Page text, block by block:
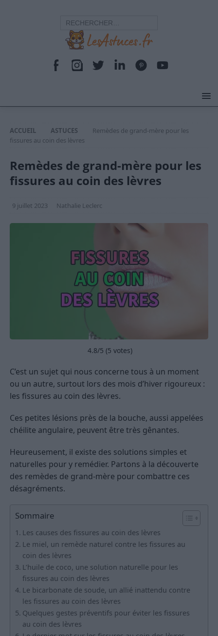
ACCUEIL ASTUCES
Remèdes de grand-mère pour les
fissures au coin des lèvres
Remèdes de grand-mère pour les
fissures au coin des lèvres
9 juillet 2023 Nathalie Leclerc
4.8/5 (5 votes)
C’est un sujet qui nous concerne tous à un moment
ou un autre, surtout lors des mois d’hiver rigoureux :
les fissures au coin des lèvres.
Ces petites lésions près de la bouche, aussi appelées
chéilite angulaire, peuvent être très gênantes.
Heureusement, il existe des solutions simples et
naturelles pour y remédier. Partons à la découverte
des remèdes de grand-mère pour combattre ces
désagréments.
Sommaire
Les causes des fissures au coin des lèvres
Le miel, un remède naturel contre les fissures au
coin des lèvres
L’huile de coco, une solution naturelle pour les
fissures au coin des lèvres
Le bicarbonate de soude, un allié inattendu contre
les fissures au coin des lèvres
Quelques gestes préventifs pour éviter les fissures
au coin des lèvres